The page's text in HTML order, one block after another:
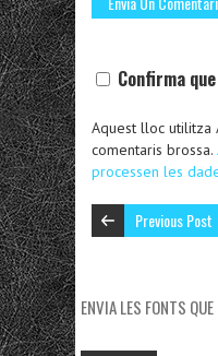
Confirma
Aquest lloc utilitza
comentaris brossa.
processen les
Previous Post
ENVIA LES FONTS